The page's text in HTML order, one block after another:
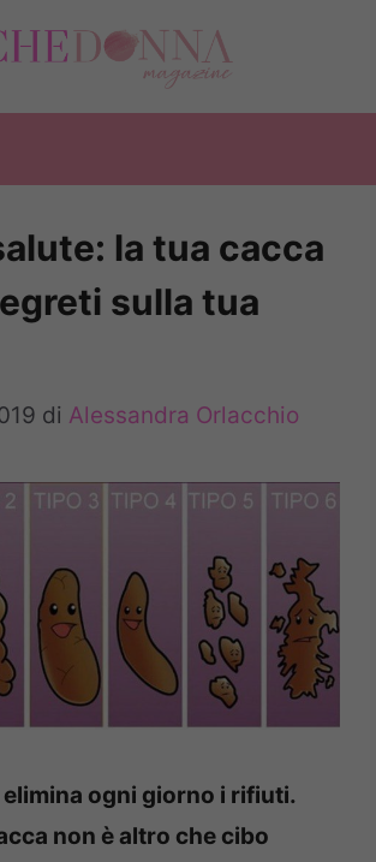
la tua cacca
sulla tua
di Alessandra Orlacchio
ogni giorno i rifiuti.
non è altro che cibo